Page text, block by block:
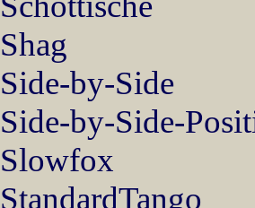
Shag
Side-by-Side
Side-by-Side-
Slowfox
StandardTango